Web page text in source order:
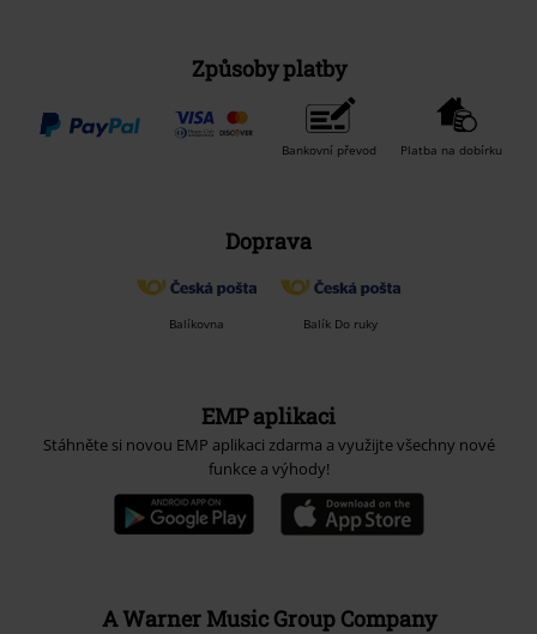
Způsoby platby
Bankovní převod Platba na dobírku
Doprava
Balíkovna Balík Do ruky
EMP aplikaci
Stáhněte si novou EMP aplikaci zdarma a využijte všechny nové
funkce a výhody!
A Warner Music Group Company